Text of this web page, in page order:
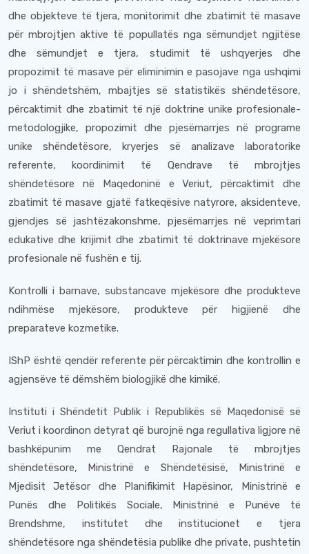
dhe objekteve të tjera, monitorimit dhe zbatimit të masave
për mbrojtjen aktive të popullatës nga sëmundjet ngjitëse
dhe sëmundjet e tjera, studimit të ushqyerjes dhe
propozimit të masave për eliminimin e pasojave nga ushqimi
jo i shëndetshëm, mbajtjes së statistikës shëndetësore,
përcaktimit dhe zbatimit të një doktrine unike profesionale-
metodologjike, propozimit dhe pjesëmarrjes në programe
unike shëndetësore, kryerjes së analizave laboratorike
referente, koordinimit të Qendrave të mbrojtjes
shëndetësore në Maqedoninë e Veriut, përcaktimit dhe
zbatimit të masave gjatë fatkeqësive natyrore, aksidenteve,
gjendjes së jashtëzakonshme, pjesëmarrjes në veprimtari
edukative dhe krijimit dhe zbatimit të doktrinave mjekësore
profesionale në fushën e tij.
Kontrolli i barnave, substancave mjekësore dhe produkteve
ndihmëse mjekësore, produkteve për higjienë dhe
preparateve kozmetike.
IShP është qendër referente për përcaktimin dhe kontrollin e
agjensëve të dëmshëm biologjikë dhe kimikë.
Instituti i Shëndetit Publik i Republikës së Maqedonisë së
Veriut i koordinon detyrat që burojnë nga regullativa ligjore në
bashkëpunim me Qendrat Rajonale të mbrojtjes
shëndetësore, Ministrinë e Shëndetësisë, Ministrinë e
Mjedisit Jetësor dhe Planifikimit Hapësinor, Ministrinë e
Punës dhe Politikës Sociale, Ministrinë e Punëve të
Brendshme, institutet dhe institucionet e tjera
shëndetësore nga shëndetësia publike dhe private, pushtetin